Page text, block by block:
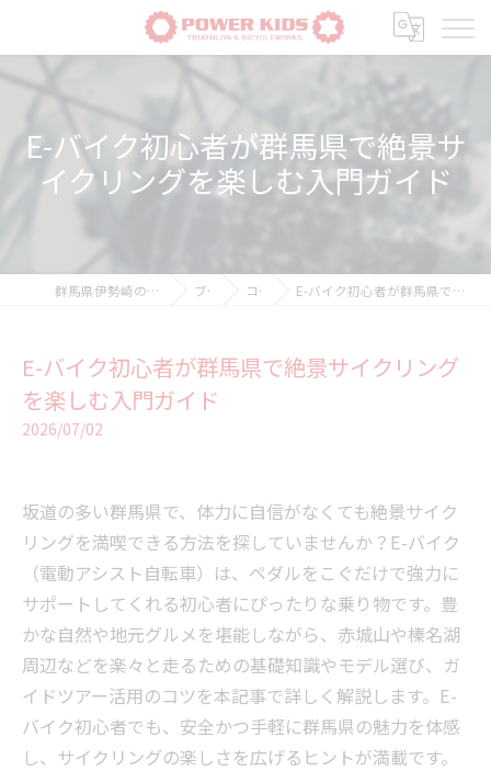
E-バイク初心者が群馬県で絶景サ
イクリングを楽しむ入門ガイド
群馬県伊勢崎の自転車ならPOWER-KIDS ブログ コラム E-バイク初心者が群馬県で絶景サイクリングを楽しむ入門ガイド
E-バイク初心者が群馬県で絶景サイクリング
を楽しむ入門ガイド
2026/07/02
坂道の多い群馬県で、体力に自信がなくても絶景サイク
リングを満喫できる方法を探していませんか？E-バイク
（電動アシスト自転車）は、ペダルをこぐだけで強力に
サポートしてくれる初心者にぴったりな乗り物です。豊
かな自然や地元グルメを堪能しながら、赤城山や榛名湖
周辺などを楽々と走るための基礎知識やモデル選び、ガ
イドツアー活用のコツを本記事で詳しく解説します。E-
バイク初心者でも、安全かつ手軽に群馬県の魅力を体感
し、サイクリングの楽しさを広げるヒントが満載です。